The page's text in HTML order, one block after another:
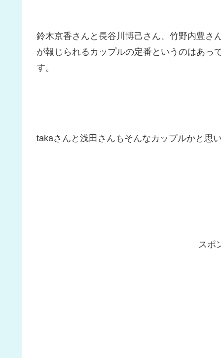
鈴木京香さんと長谷川博己さん、竹野内豊さ
が報じられるカップルの定番というのはあっ
す。
takaさんと浅田さんもそんなカップルかと思
スポ